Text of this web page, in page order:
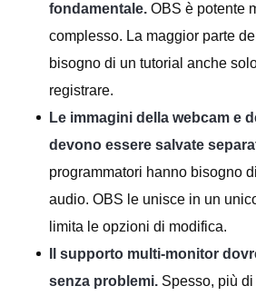
fondamentale. OBS è potente
complesso. La maggior parte
bisogno di un tutorial anche
registrare.
Le immagini della webcam e
devono essere salvate
programmatori hanno bisogno
audio. OBS le unisce in un
limita le opzioni di modifica.
Il supporto multi-monitor
senza problemi. Spesso, più